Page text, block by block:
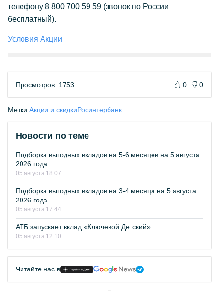
телефону 8 800 700 59 59 (звонок по России
бесплатный).
Условия Акции
Просмотров: 1753 0 0
Метки:Акции и скидкиРосинтербанк
Новости по теме
Подборка выгодных вкладов на 5-6 месяцев на 5 августа
2026 года
05 августа 18:07
Подборка выгодных вкладов на 3-4 месяца на 5 августа
2026 года
05 августа 17:44
АТБ запускает вклад «Ключевой Детский»
05 августа 12:10
Читайте нас в